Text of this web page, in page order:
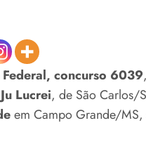
concurso 6039
Lucrei, de São Carlos/
em Campo Grande/MS,